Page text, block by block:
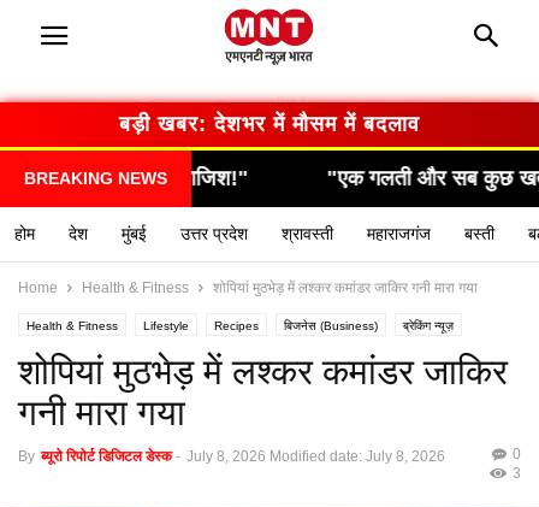
बड़ी खबर: देशभर में मौसम में बदलाव
BREAKING NEWS"एक गलती और सब कुछ खत्म… देखिए कैसे हुआ
होम देश मुंबई उत्तर प्रदेश श्रावस्ती महाराजगंज बस्ती
Home Health & Fitness शोपियां मुठभेड़ में लश्कर कमांडर जाकिर गनी मारा गया
Health & Fitness Lifestyle Recipes बिजनेस (Business) ब्रेकिंग न्यूज़
मनोरंजन (Entertainment) राशिफल / ज्योतिष
शोपियां मुठभेड़ में लश्कर कमांडर जाकिर
गनी मारा गया
By ब्यूरो रिपोर्ट डिजिटल डेस्क - July 8, 2026 Modified date: July 8, 2026
0
3